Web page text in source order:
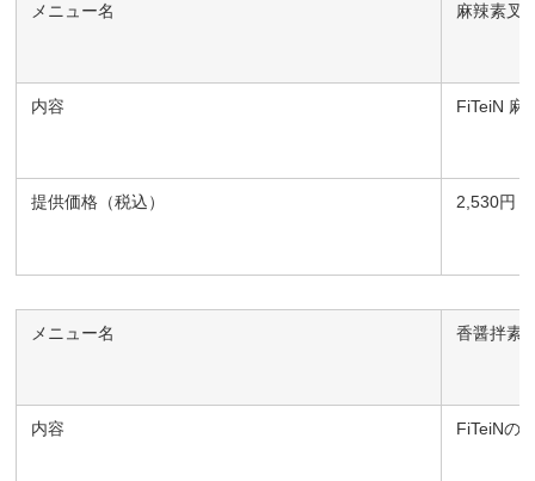
メニュー名 麻辣素叉
内容 FiTeiN 麻
提供価格（税込） 2,530円
メニュー名 香醤拌素
内容 FiTeiNの